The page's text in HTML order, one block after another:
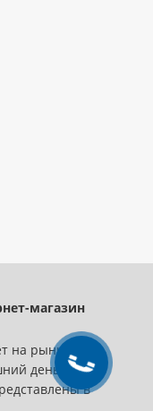
магазин
на рынке
день сеть
в